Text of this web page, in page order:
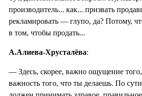
производитель... как... призвать
рекламировать — глупо, да? Потому,
в том, чтобы продать...
А.Алиева-Хрусталёва:
— Здесь, скорее, важно ощущение
важность того, что ты делаешь. По